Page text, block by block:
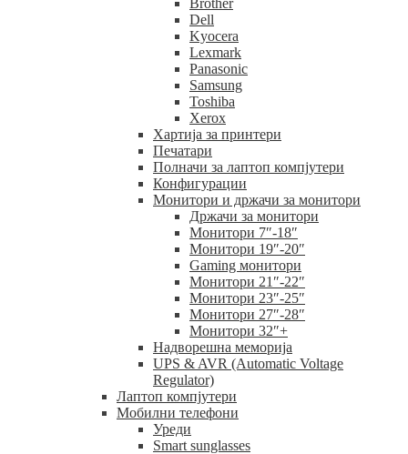
Brother
Dell
Kyocera
Lexmark
Panasonic
Samsung
Toshiba
Xerox
Хартија за принтери
Печатари
Полначи за лаптоп компјутери
Конфигурации
Монитори и држачи за монитори
Држачи за монитори
Монитори 7″-18″
Монитори 19″-20″
Gaming монитори
Монитори 21″-22″
Монитори 23″-25″
Монитори 27″-28″
Монитори 32″+
Надворешна меморија
UPS & AVR (Automatic Voltage
Regulator)
Лаптоп компјутери
Мобилни телефони
Уреди
Smart sunglasses